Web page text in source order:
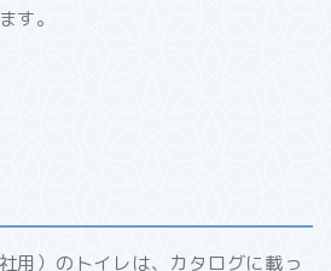
す。
用）のトイレは、カタログに載っ